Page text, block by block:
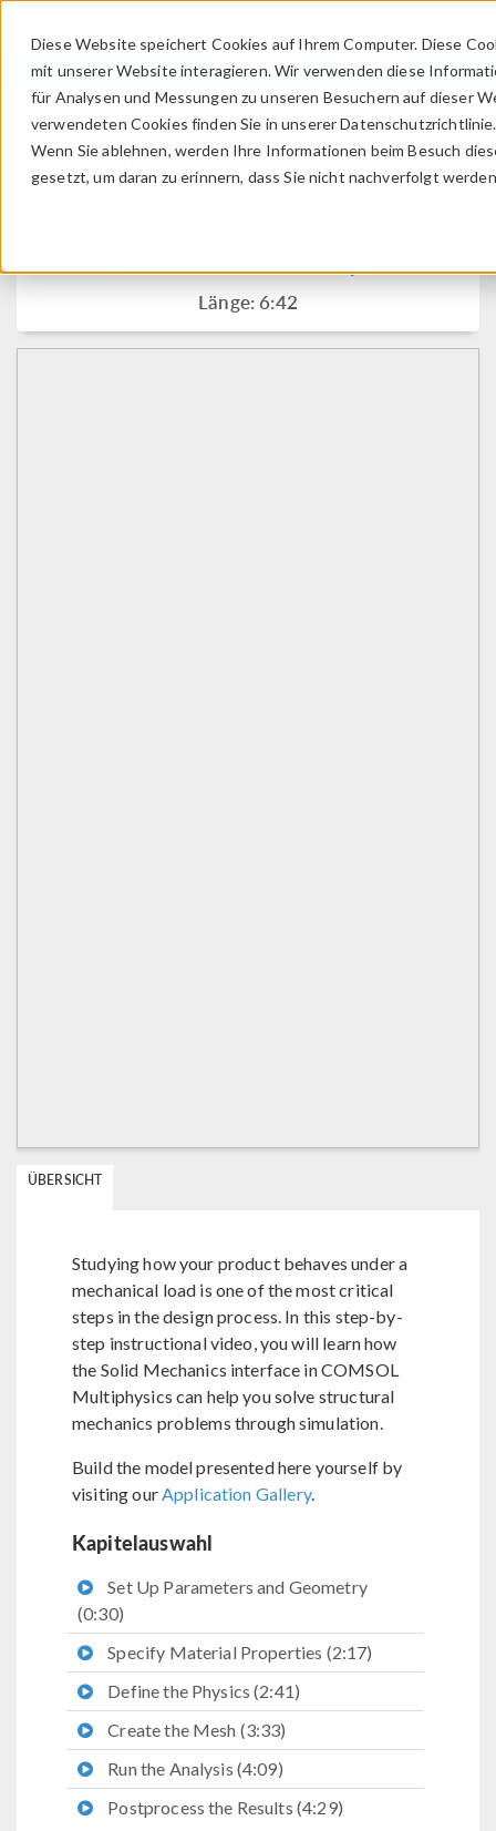
Diese Website speichert Cookies auf Ihrem Computer. Diese
mit unserer Website interagieren. Wir verwenden diese
für Analysen und Messungen zu unseren Besuchern auf dieser
verwendeten Cookies finden Sie in unserer Datenschutzrichtlinie.
Wenn Sie ablehnen, werden Ihre Informationen beim Besuch
gesetzt, um daran zu erinnern, dass Sie nicht nachverfolgt
ANMELDEN KONTAKT
Modeling Stresses and Strains in
COMSOL Multiphysics
Zurück zur Video Gallery
Länge: 6:42
ÜBERSICHT
Studying how your product behaves under a
mechanical load is one of the most critical
steps in the design process. In this step-by-
step instructional video, you will learn how
the Solid Mechanics interface in COMSOL
Multiphysics can help you solve structural
mechanics problems through simulation.
Build the model presented here yourself by
visiting ourApplication Gallery.
Kapitelauswahl
Set Up Parameters and Geometry
(0:30)
Specify Material Properties (2:17)
Define the Physics (2:41)
Create the Mesh (3:33)
Run the Analysis (4:09)
Postprocess the Results (4:29)